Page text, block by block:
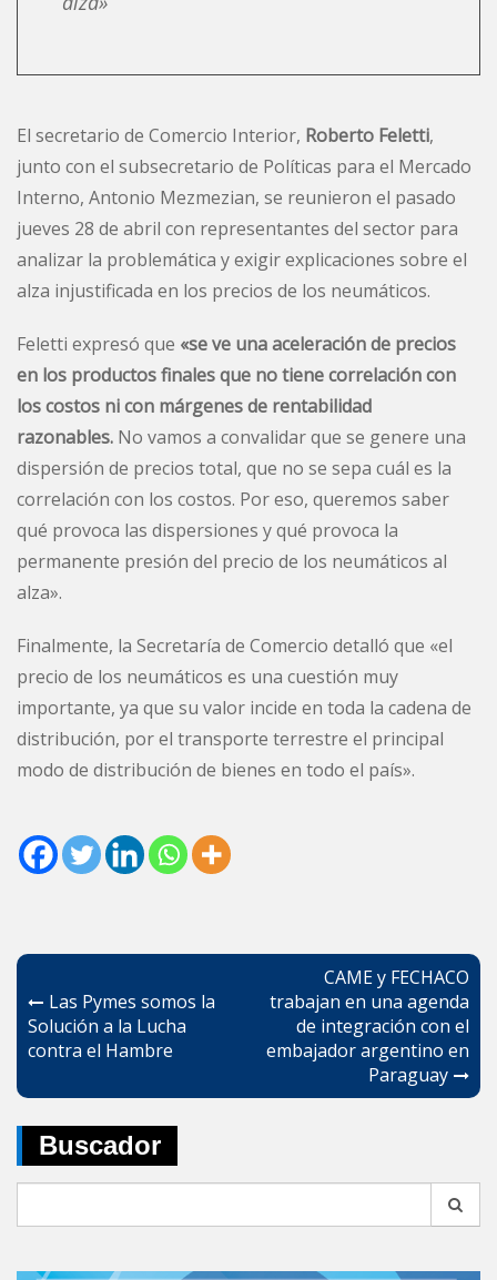
El secretario de Comercio Interior, Roberto Feletti,
junto con el subsecretario de Políticas para el Mercado
Interno, Antonio Mezmezian, se reunieron el pasado
jueves 28 de abril con representantes del sector para
analizar la problemática y exigir explicaciones sobre el
alza injustificada en los precios de los neumáticos.
Feletti expresó que «se ve una aceleración de precios
en los productos finales que no tiene correlación con
los costos ni con márgenes de rentabilidad
razonables. No vamos a convalidar que se genere una
dispersión de precios total, que no se sepa cuál es la
correlación con los costos. Por eso, queremos saber
qué provoca las dispersiones y qué provoca la
permanente presión del precio de los neumáticos al
alza».
Finalmente, la Secretaría de Comercio detalló que «el
precio de los neumáticos es una cuestión muy
importante, ya que su valor incide en toda la cadena de
distribución, por el transporte terrestre el principal
modo de distribución de bienes en todo el país».
Navegación
de
entradas
Las Pymes somos la
Solución a la Lucha
contra el Hambre
CAME y FECHACO
trabajan en una agenda
de integración con el
embajador argentino en
Paraguay
Buscador